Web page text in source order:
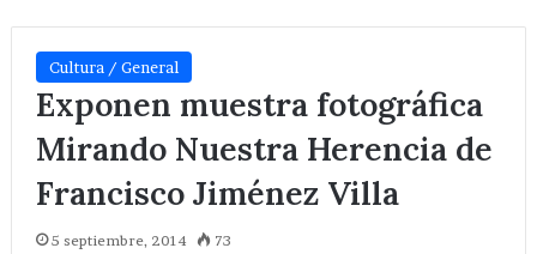
Cultura / General
Exponen muestra fotográfica
Mirando Nuestra Herencia de
Francisco Jiménez Villa
5 septiembre, 2014 73